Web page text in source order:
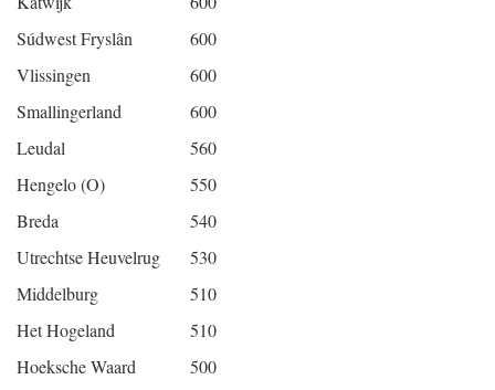
Súdwest Fryslân
600
Vlissingen
600
Smallingerland
600
Leudal
560
Hengelo (O)
550
Breda
540
Utrechtse Heuvelrug
530
Middelburg
510
Het Hogeland
510
Hoeksche Waard
500